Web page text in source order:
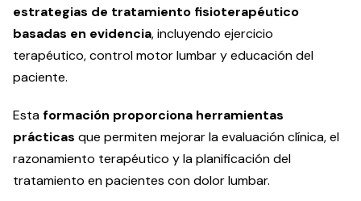
estrategias de tratamiento fisioterapéutico
basadas en evidencia, incluyendo ejercicio
terapéutico, control motor lumbar y educación del
paciente.
Estaformación proporciona herramientas
prácticas que permiten mejorar la evaluación clínica, el
razonamiento terapéutico y la planificación del
tratamiento en pacientes con dolor lumbar.